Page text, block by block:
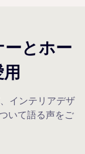
とホー
インテリアデザ
いて語る声をご